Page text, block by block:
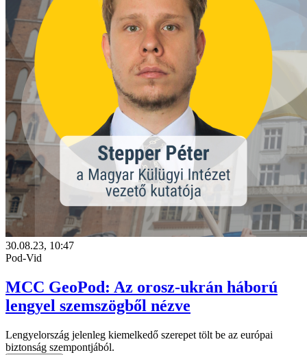
30.08.23, 10:47
Pod-Vid
MCC GeoPod: Az orosz-ukrán háború
lengyel szemszögből nézve
Lengyelország jelenleg kiemelkedő szerepet tölt be az európai
biztonság szempontjából.